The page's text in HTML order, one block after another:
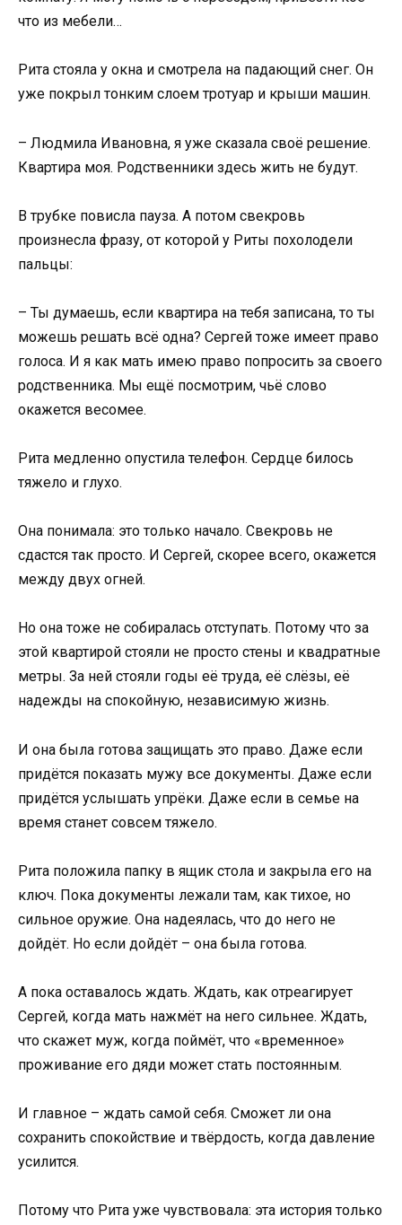
что из мебели…
Рита стояла у окна и смотрела на падающий снег. Он
уже покрыл тонким слоем тротуар и крыши машин.
– Людмила Ивановна, я уже сказала своё решение.
Квартира моя. Родственники здесь жить не будут.
В трубке повисла пауза. А потом свекровь
произнесла фразу, от которой у Риты похолодели
пальцы:
– Ты думаешь, если квартира на тебя записана, то ты
можешь решать всё одна? Сергей тоже имеет право
голоса. И я как мать имею право попросить за своего
родственника. Мы ещё посмотрим, чьё слово
окажется весомее.
Рита медленно опустила телефон. Сердце билось
тяжело и глухо.
Она понимала: это только начало. Свекровь не
сдастся так просто. И Сергей, скорее всего, окажется
между двух огней.
Но она тоже не собиралась отступать. Потому что за
этой квартирой стояли не просто стены и квадратные
метры. За ней стояли годы её труда, её слёзы, её
надежды на спокойную, независимую жизнь.
И она была готова защищать это право. Даже если
придётся показать мужу все документы. Даже если
придётся услышать упрёки. Даже если в семье на
время станет совсем тяжело.
Рита положила папку в ящик стола и закрыла его на
ключ. Пока документы лежали там, как тихое, но
сильное оружие. Она надеялась, что до него не
дойдёт. Но если дойдёт – она была готова.
А пока оставалось ждать. Ждать, как отреагирует
Сергей, когда мать нажмёт на него сильнее. Ждать,
что скажет муж, когда поймёт, что «временное»
проживание его дяди может стать постоянным.
И главное – ждать самой себя. Сможет ли она
сохранить спокойствие и твёрдость, когда давление
усилится.
Потому что Рита уже чувствовала: эта история только